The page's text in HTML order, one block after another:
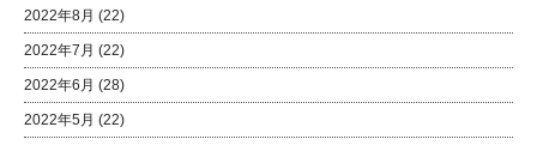
2022年8月 (22)
2022年7月 (22)
2022年6月 (28)
2022年5月 (22)